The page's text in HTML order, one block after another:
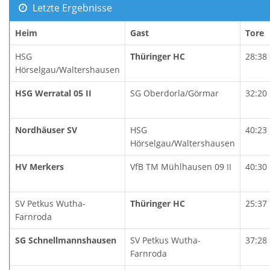
Letzte Ergebnisse
Heim Gast Tore
HSG
Hörselgau/Waltershausen
Thüringer HC 28:38
HSG Werratal 05 II SG Oberdorla/Görmar 32:20
Nordhäuser SV
HSG
Hörselgau/Waltershausen
40:23
HV Merkers VfB TM Mühlhausen 09 II 40:30
SV Petkus Wutha-
Farnroda
Thüringer HC 25:37
SG Schnellmannshausen
SV Petkus Wutha-
Farnroda
37:28